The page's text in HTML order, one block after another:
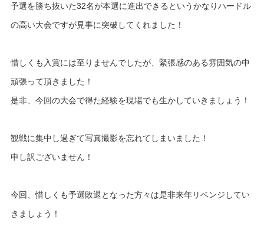
予選を勝ち抜いた32名が本選に進出できるというかなりハードル
の高い大会ですが見事に突破してくれました！
惜しくも入賞には至りませんでしたが、緊張感のある雰囲気の中
頑張って頂きました！
是非、今回の大会で得た経験を現場でも生かしていきましょう！
観戦に集中し過ぎて写真撮影を忘れてしまいました！
申し訳ございません！
今回、惜しくも予選敗退となった方々は是非来年リベンジしてい
きましょう！